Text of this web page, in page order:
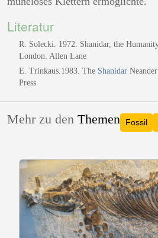
Literatur
R. Solecki. 1972. Shanidar, the
London: Allen Lane
E. Trinkaus.1983. The Shanidar
Press
Mehr zu den Themen Fossil